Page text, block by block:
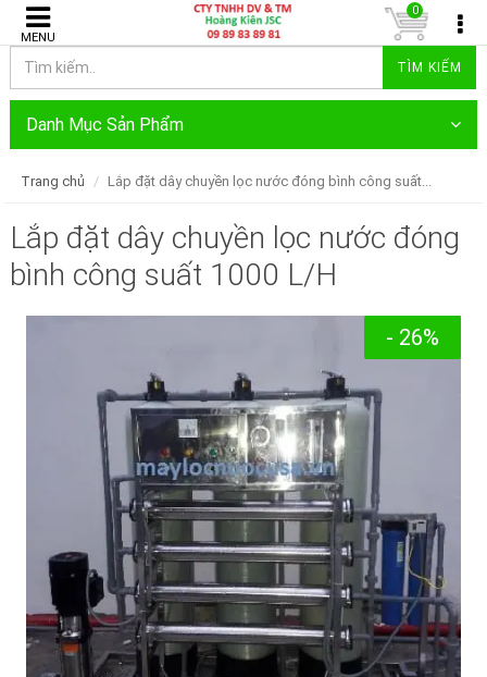
MENU
TÌM KIẾM
0
Danh Mục Sản Phẩm
Trang chủ Lắp đặt dây chuyền lọc nước đóng bình công suất...
Lắp đặt dây chuyền lọc nước đóng
bình công suất 1000 L/H
- 26%